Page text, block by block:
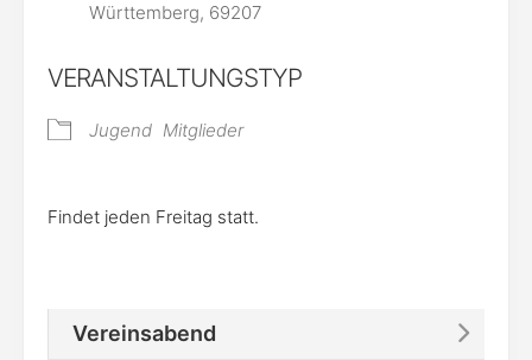
Württemberg, 69207
VERANSTALTUNGSTYP
Jugend Mitglieder
Findet jeden Freitag statt.
Vereinsabend